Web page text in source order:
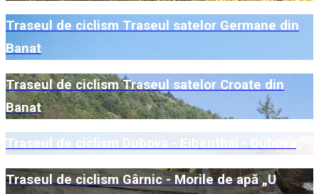
Traseul de ciclism Traseul satelor Germane din
Banat
Traseul de ciclism Traseul satelor Croate din
Banat
Traseul de ciclism Dubova - Eibenthal - Dubova
Traseul de ciclism Gârnic - Morile de apă „U